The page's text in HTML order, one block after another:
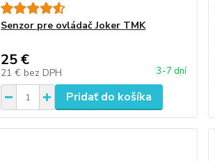
Senzor pre ovládač Joker TMK
25 €
21 € bez DPH 3-7 dní
Pridať do košíka